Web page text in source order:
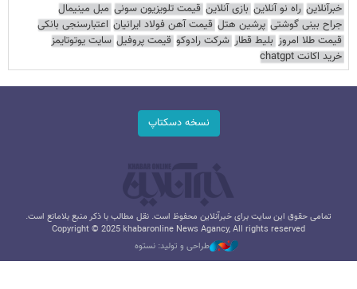
خبرآنلاین راه نو آنلاین بازی آنلاین قیمت تلویزیون سونی مبل مینیمال
جراح بینی گوشتی پرشین هتل قیمت آهن فولاد ایرانیان اعتبارسنجی بانکی
قیمت طلا امروز بلیط قطار شرکت رادوکو قیمت پروفیل سایت یوتوتایمز
خرید اکانت chatgpt
نسخه دسکتاپ
تمامی حقوق این سایت برای خبرآنلاین محفوظ است. نقل مطالب با ذکر منبع بلامانع است.
Copyright © 2025 khabaronline News Agancy, All rights reserved
طراحی و تولید: نستوه